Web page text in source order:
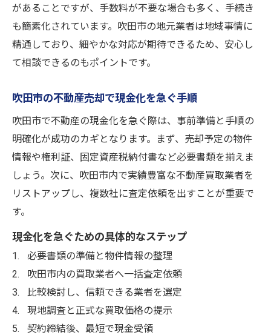
があることですが、手数料が不要な場合も多く、手続き
も簡素化されています。吹田市の地元業者は地域事情に
精通しており、細やかな対応が期待できるため、安心し
て相談できるのもポイントです。
吹田市の不動産売却で現金化を急ぐ手順
吹田市で不動産の現金化を急ぐ際は、事前準備と手順の
明確化が成功のカギとなります。まず、売却予定の物件
情報や権利証、固定資産税納付書など必要書類を揃えま
しょう。次に、吹田市内で実績豊富な不動産買取業者を
リストアップし、複数社に査定依頼を出すことが重要で
す。
現金化を急ぐための具体的なステップ
必要書類の準備と物件情報の整理
吹田市内の買取業者へ一括査定依頼
比較検討し、信頼できる業者を選定
現地調査と正式な買取価格の提示
契約締結後、最短で現金受領